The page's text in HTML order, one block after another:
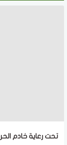
تحت رعاية خادم